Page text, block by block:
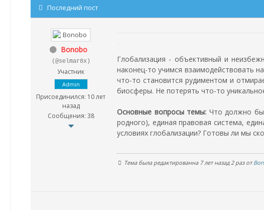
Последний пост
Bonobo
(@selmar8x)
Участник
Admin
Присоединился: 10 лет
назад
Сообщения: 38
Глобализация - объективный и
наконец-то учимся взаимодействовать
что-то становится рудиментом и
биосферы. Не потерять что-то
Основные вопросы темы: Что должно
родного), единая правовая система,
условиях глобализации? Готовы ли мы
Тема была редактированна 7 лет назад 2 раз от